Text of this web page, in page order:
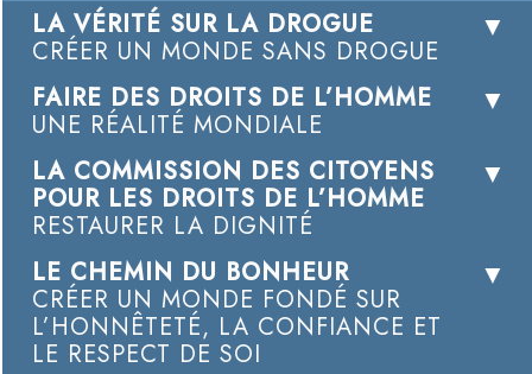
LA VÉRITÉ SUR LA DROGUE
CRÉER UN MONDE SANS DROGUE
FAIRE DES DROITS DE L’HOMME
UNE RÉALITÉ MONDIALE
LA COMMISSION DES CITOYENS
POUR LES DROITS DE L’HOMME
RESTAURER LA DIGNITÉ
LE CHEMIN DU BONHEUR
CRÉER UN MONDE FONDÉ SUR
L’HONNÊTETÉ, LA CONFIANCE ET
LE RESPECT DE SOI